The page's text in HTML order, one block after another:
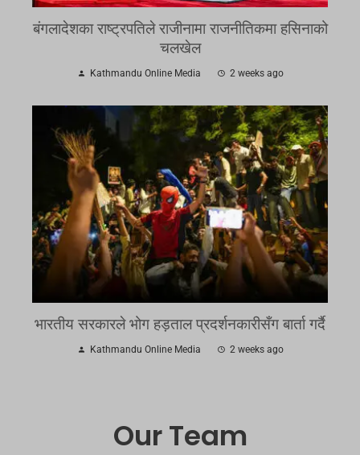
बंगलादेशका राष्ट्रपतिले राजीनामा राजनीतिकमा हसिनाको
चलखेल
Kathmandu Online Media 2 weeks ago
भारतीय सरकारले भोग हड़ताल प्रदर्शनकारीसँग बार्ता गर्दै
Kathmandu Online Media 2 weeks ago
Our Team